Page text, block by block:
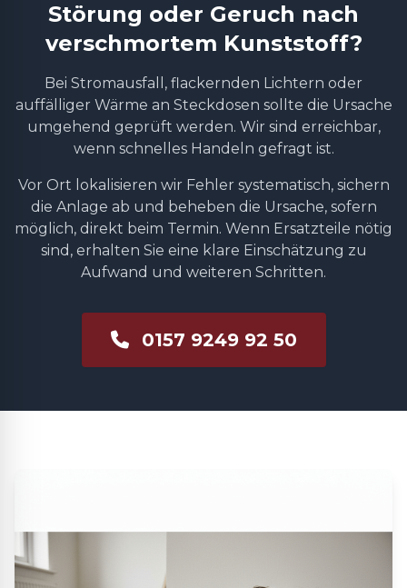
Störung oder Geruch nach
verschmortem Kunststoff?
Bei Stromausfall, flackernden Lichtern oder
auffälliger Wärme an Steckdosen sollte die Ursache
umgehend geprüft werden. Wir sind erreichbar,
wenn schnelles Handeln gefragt ist.
Vor Ort lokalisieren wir Fehler systematisch, sichern
die Anlage ab und beheben die Ursache, sofern
möglich, direkt beim Termin. Wenn Ersatzteile nötig
sind, erhalten Sie eine klare Einschätzung zu
Aufwand und weiteren Schritten.
0157 9249 92 50